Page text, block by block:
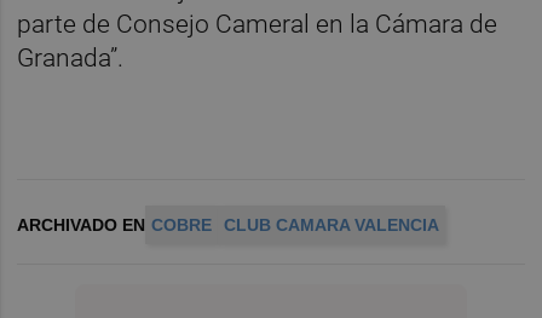
parte de Consejo Cameral en la Cámara de
Granada”.
ARCHIVADO EN COBRE CLUB CAMARA VALENCIA